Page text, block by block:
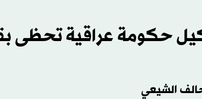
حكومة عراقية تحظى
الشيعي